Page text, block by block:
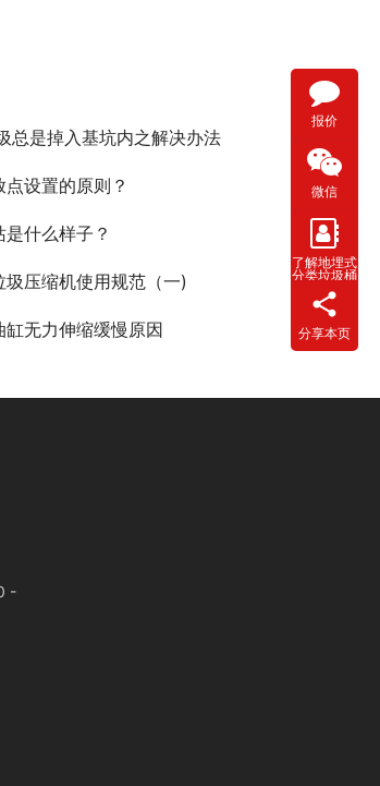
总是掉入基坑内之解决办法
设置的原则？
什么样子？
压缩机使用规范（一)
无力伸缩缓慢原因
-
报价
微信
了解地埋式
分类垃圾桶
分享本页